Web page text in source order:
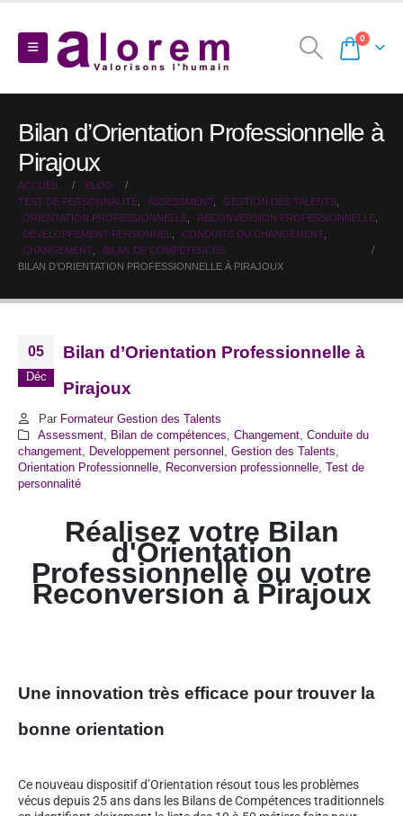
0
Bilan d’Orientation Professionnelle à
Pirajoux
ACCUEIL
BLOG
TEST DE PERSONNALITÉ
ASSESSMENT GESTION DES TALENTS
ORIENTATION PROFESSIONNELLE
RECONVERSION PROFESSIONNELLE
DEVELOPPEMENT PERSONNEL
CONDUITE DU CHANGEMENT
CHANGEMENT
BILAN DE COMPÉTENCES
BILAN D’ORIENTATION PROFESSIONNELLE À PIRAJOUX
05
Déc
Bilan d’Orientation Professionnelle à
Pirajoux
Par Formateur Gestion des Talents
Assessment, Bilan de compétences Changement, Conduite du
changement
Developpement personnel Gestion des Talents
Orientation Professionnelle
Reconversion professionnelle Test de
personnalité
Réalisez votre Bilan
d'Orientation
Professionnelle ou votre
Reconversion à Pirajoux
Une innovation très efficace pour trouver la
bonne orientation
Ce nouveau dispositif d’Orientation résout tous les problèmes
vécus depuis 25 ans dans les Bilans de Compétences traditionnels